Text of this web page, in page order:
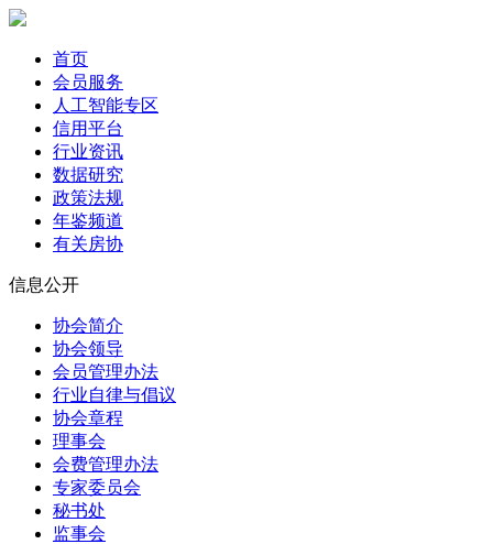
首页
会员服务
人工智能专区
信用平台
行业资讯
数据研究
政策法规
年鉴频道
有关房协
信息公开
协会简介
协会领导
会员管理办法
行业自律与倡议
协会章程
理事会
会费管理办法
专家委员会
秘书处
监事会